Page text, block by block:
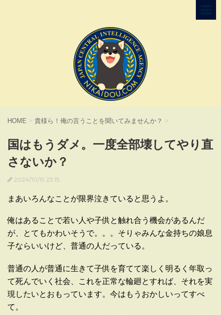
HOME > 貴様ら！俺の言うことを聞いてみませんか？ >
国はもうダメ。一度全部壊してやり直
さないか？
2024/10/15 23:15
まあいろんなことが限界泣きていると思うよ。
俺はあることで若い人や子供と触れ合う機会があるんだ
が、とてもかわいそうで。。。そりゃみんな金持ちの娘息
子ならいいけど、普通の人だっている。
普通の人が普通に生きて子供を育てて楽しく明るく年取っ
て死んでいく社会、これを正常な輪廻とすれば、それを実
現したいとおもっています。今はもうおかしいってすべ
て。